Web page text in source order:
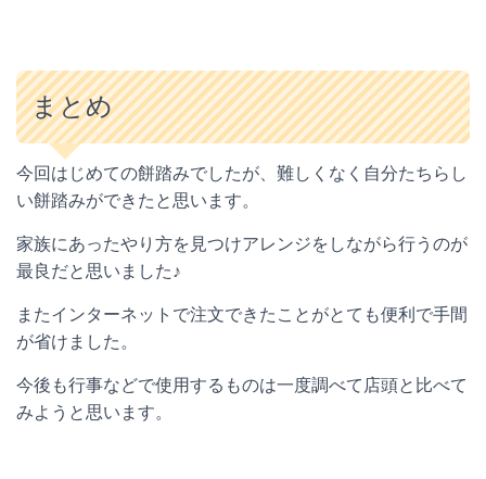
まとめ
今回はじめての餅踏みでしたが、難しくなく自分たちらし
い餅踏みができたと思います。
家族にあったやり方を見つけアレンジをしながら行うのが
最良だと思いました♪
またインターネットで注文できたことがとても便利で手間
が省けました。
今後も行事などで使用するものは一度調べて店頭と比べて
みようと思います。